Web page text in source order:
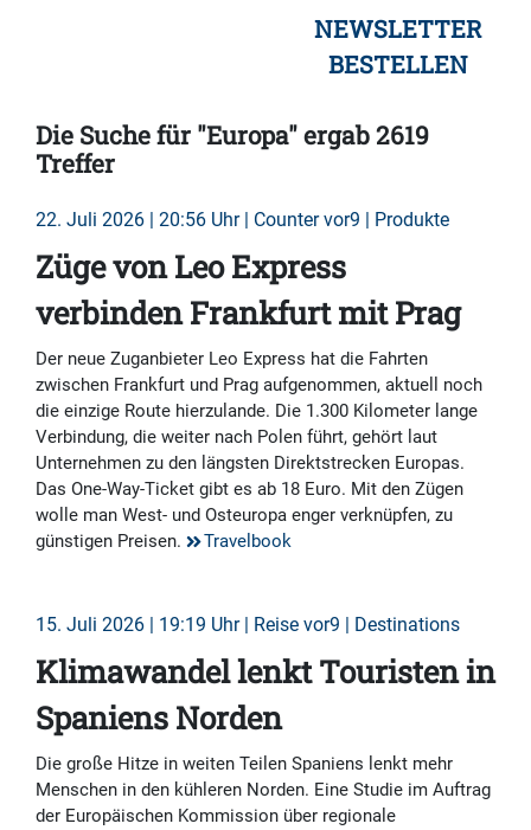
NEWSLETTER
BESTELLEN
Die Suche für "Europa" ergab 2619
Treffer
22. Juli 2026 | 20:56 Uhr | Counter vor9 | Produkte
Züge von Leo Express
verbinden Frankfurt mit Prag
Der neue Zuganbieter Leo Express hat die Fahrten
zwischen Frankfurt und Prag aufgenommen, aktuell noch
die einzige Route hierzulande. Die 1.300 Kilometer lange
Verbindung, die weiter nach Polen führt, gehört laut
Unternehmen zu den längsten Direktstrecken Europas.
Das One-Way-Ticket gibt es ab 18 Euro. Mit den Zügen
wolle man West- und Osteuropa enger verknüpfen, zu
günstigen Preisen.
Travelbook
15. Juli 2026 | 19:19 Uhr | Reise vor9 | Destinations
Klimawandel lenkt Touristen in
Spaniens Norden
Die große Hitze in weiten Teilen Spaniens lenkt mehr
Menschen in den kühleren Norden. Eine Studie im Auftrag
der Europäischen Kommission über regionale